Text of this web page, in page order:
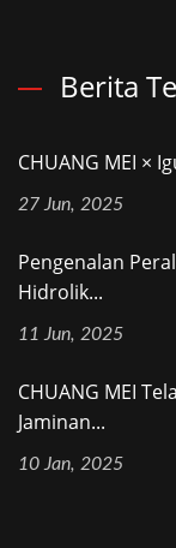
Berita
CHUANG MEI ×
27 Jun, 2025
Pengenalan
Hidrolik...
11 Jun, 2025
CHUANG MEI
Jaminan...
10 Jan, 2025